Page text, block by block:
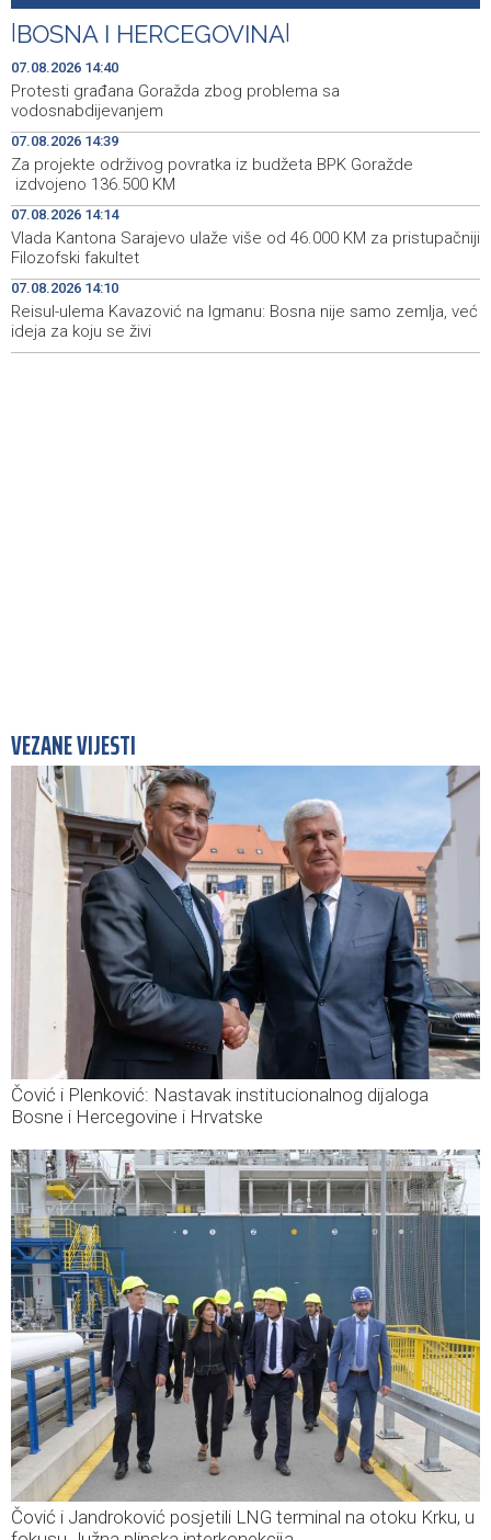
vodosnabdijevanjem
14:39
Za projekte održivog povratka iz budžeta BPK Goražde
izdvojeno 136.500 KM
14:38
Saudijska Arabija, Turska i Pakistan potpisali sporazum o
zajedničkoj odbrani
14:37
Rozić: Prolonged droughts and low water levels
threaten Hutovo Blato ecosystem
14:37
Sarajevska berza - Najveći promet ostvaren dionicama
BOSNA I HERCEGOVINA
07.08.2026 14:40
Protesti građana Goražda zbog problema sa
vodosnabdijevanjem
07.08.2026 14:39
Za projekte održivog povratka iz budžeta BPK Goražde
izdvojeno 136.500 KM
07.08.2026 14:14
Vlada Kantona Sarajevo ulaže više od 46.000 KM za pristupačniji
Filozofski fakultet
07.08.2026 14:10
Reisul-ulema Kavazović na Igmanu: Bosna nije samo zemlja, već
ideja za koju se živi
VEZANE VIJESTI
Čović i Plenković: Nastavak institucionalnog dijaloga
Bosne i Hercegovine i Hrvatske
Čović i Jandroković posjetili LNG terminal na otoku Krku, u